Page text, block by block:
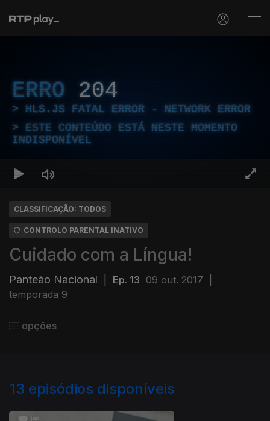
ERRO 204
HLS.JS FATAL ERROR - NETWORK ERROR
ESTE CONTEÚDO ESTÁ NESTE MOMENTO
INDISPONÍVEL
CLASSIFICAÇÃO: TODOS
CONTROLO PARENTAL INATIVO
Cuidado com a Língua!
Panteão Nacional Ep. 13 09 out. 2017
temporada 9
opções
13 episódios disponíveis